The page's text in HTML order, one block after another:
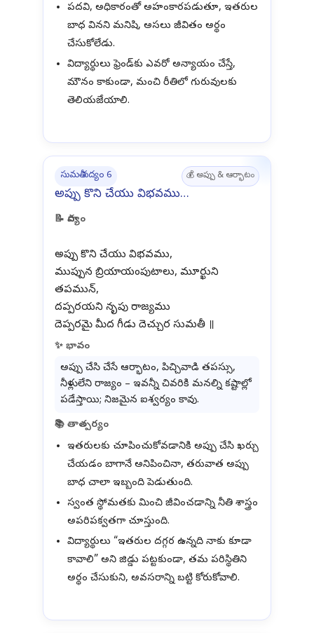
పదవి, అధికారంతో అహంకారపడుతూ, ఇతరుల
బాధ వినని మనిషి, అసలు జీవితం అర్థం
చేసుకోలేడు.
విద్యార్థులు ఫ్రెండ్‌కు ఎవరో అన్యాయం చేస్తే,
మౌనం కాకుండా, మంచి రీతిలో గురువులకు
తెలియజేయాలి.
సుమతీ పద్యం 6 💰 అప్పు & ఆర్భాటం
అప్పు కొని చేయు విభవము…
📝 పాద్యం
అప్పు కొని చేయు విభవము,
ముప్పున బ్రియాయంపుటాలు, మూర్ఖుని
తపమున్,
దప్పరయని నృపు రాజ్యము
✨ భావం
అప్పు చేసి చేసే ఆర్భాటం, పిచ్చివాడి తపస్సు,
నీళ్లులేని రాజ్యం – ఇవన్నీ చివరికి మనల్ని కష్టాల్లో
పడేస్తాయి; నిజమైన ఐశ్వర్యం కావు.
📚 తాత్పర్యం
ఇతరులకు చూపించుకోవడానికి అప్పు చేసి ఖర్చు
చేయడం బాగానే అనిపించినా, తరువాత అప్పు
బాధ చాలా ఇబ్బంది పెడుతుంది.
స్వంత స్థోమతకు మించి జీవించడాన్ని నీతి శాస్త్రం
అపరిపక్వతగా చూస్తుంది.
విద్యార్థులు “ఇతరుల దగ్గర ఉన్నది నాకు కూడా
కావాలి” అని జిడ్డు పట్టకుండా, తమ పరిస్థితిని
అర్థం చేసుకుని, అవసరాన్ని బట్టి కోరుకోవాలి.